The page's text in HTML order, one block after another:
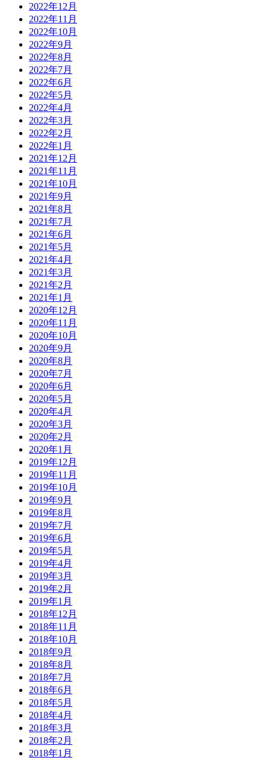
2022年12月
2022年11月
2022年10月
2022年9月
2022年8月
2022年7月
2022年6月
2022年5月
2022年4月
2022年3月
2022年2月
2022年1月
2021年12月
2021年11月
2021年10月
2021年9月
2021年8月
2021年7月
2021年6月
2021年5月
2021年4月
2021年3月
2021年2月
2021年1月
2020年12月
2020年11月
2020年10月
2020年9月
2020年8月
2020年7月
2020年6月
2020年5月
2020年4月
2020年3月
2020年2月
2020年1月
2019年12月
2019年11月
2019年10月
2019年9月
2019年8月
2019年7月
2019年6月
2019年5月
2019年4月
2019年3月
2019年2月
2019年1月
2018年12月
2018年11月
2018年10月
2018年9月
2018年8月
2018年7月
2018年6月
2018年5月
2018年4月
2018年3月
2018年2月
2018年1月